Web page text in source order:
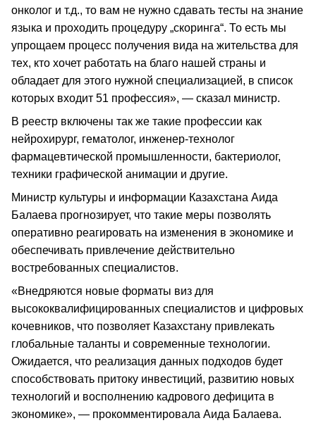
онколог и т.д., то вам не нужно сдавать тесты на знание
языка и проходить процедуру „скоринга“. То есть мы
упрощаем процесс получения вида на жительства для
тех, кто хочет работать на благо нашей страны и
обладает для этого нужной специализацией, в список
которых входит 51 профессия», — сказал министр.
В реестр включены так же такие профессии как
нейрохирург, гематолог, инженер-технолог
фармацевтической промышленности, бактериолог,
техники графической анимации и другие.
Министр культуры и информации Казахстана Аида
Балаева прогнозирует, что такие меры позволять
оперативно реагировать на изменения в экономике и
обеспечивать привлечение действительно
востребованных специалистов.
«Внедряются новые форматы виз для
высококвалифицированных специалистов и цифровых
кочевников, что позволяет Казахстану привлекать
глобальные таланты и современные технологии.
Ожидается, что реализация данных подходов будет
способствовать притоку инвестиций, развитию новых
технологий и восполнению кадрового дефицита в
экономике», — прокомментировала Аида Балаева.